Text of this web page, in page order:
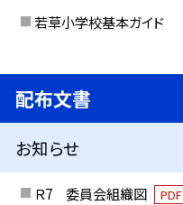
若草小学校基本ガイド
配布文書
お知らせ
Ｒ7 委員会組織図 PDF